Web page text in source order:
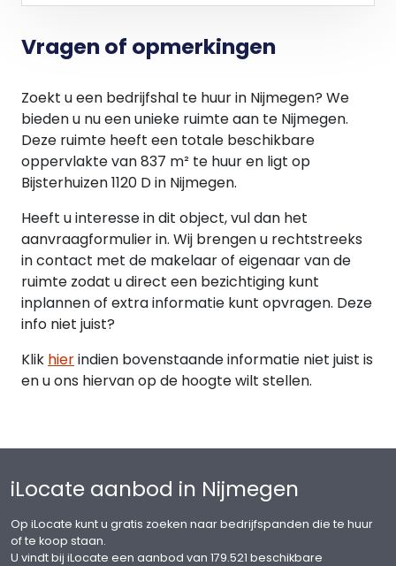
- Administratiekosten ter grootte van 5% over de
In overleg. Oplevering op korte termijn is mogelijk.
Informatie / bezichtiging:
DK Makelaars
Oranjesingel 60
6511 NX Nijmegen
024 203 70 60
Vragen of opmerkingen
Zoekt u een bedrijfshal te huur in Nijmegen? We
bieden u nu een unieke ruimte aan te Nijmegen.
Deze ruimte heeft een totale beschikbare
oppervlakte van 837 m² te huur en ligt op
Bijsterhuizen 1120 D in Nijmegen.
Heeft u interesse in dit object, vul dan het
aanvraagformulier in. Wij brengen u rechtstreeks
in contact met de makelaar of eigenaar van de
ruimte zodat u direct een bezichtiging kunt
inplannen of extra informatie kunt opvragen. Deze
info niet juist?
Klik hierindien bovenstaande informatie niet juist is
en u ons hiervan op de hoogte wilt stellen.
iLocate aanbod in Nijmegen
Op iLocate kunt u gratis zoeken naar bedrijfspanden die te huur
of te koop staan.
U vindt bij iLocate een aanbod van 179.521 beschikbare